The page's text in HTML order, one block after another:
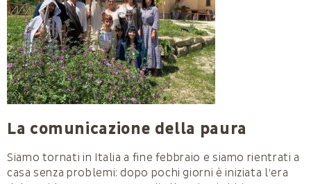
La comunicazione della paura
Siamo tornati in Italia a fine febbraio e siamo rientrati a
casa senza problemi: dopo pochi giorni è iniziata l’era